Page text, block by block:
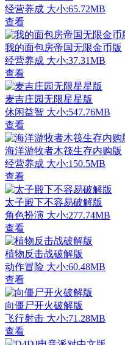
经营养成 大小:65.72MB
查看
我的面包房帝国无限金币版
经营养成 大小:37.31MB
查看
麦吉庄园无限星星版
休闲益智 大小:547.76MB
查看
海洋游牧者木筏生存内购版
经营养成 大小:150.5MB
查看
太子殿下不容易破解版
角色扮演 大小:277.74MB
查看
植物反击战破解版
动作冒险 大小:60.48MB
查看
向僵尸开火破解版
飞行射击 大小:71.28MB
查看